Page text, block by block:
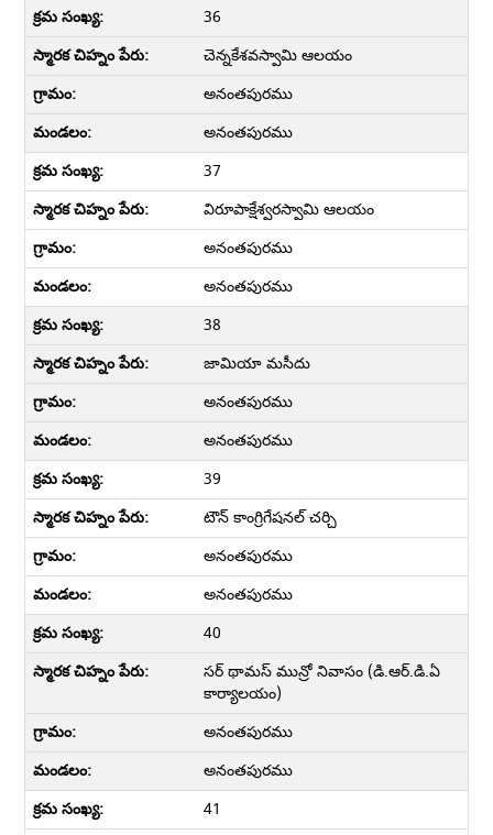
36
చెన్నకేశవస్వామి ఆలయం
అనంతపురము
అనంతపురము
37
విరూపాక్షేశ్వరస్వామి ఆలయం
అనంతపురము
అనంతపురము
38
జామియా మసీదు
అనంతపురము
అనంతపురము
39
టౌన్ కాంగ్రిగేషనల్ చర్చి
అనంతపురము
అనంతపురము
40
సర్ థామస్ మున్రో నివాసం (డి.ఆర్.డి.ఏ
కార్యాలయం)
అనంతపురము
అనంతపురము
41